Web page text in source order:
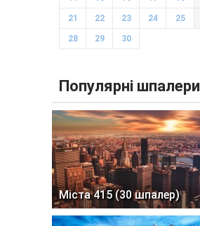
21 22 23 24 25
28 29 30
Популярні шпалери
Міста 415 (30 шпалер)